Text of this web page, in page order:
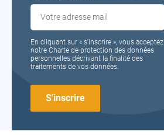
En cliquant sur « s’inscrire », vous acceptez
notre Charte de protection des données
personnelles décrivant la finalité des
traitements de vos données.